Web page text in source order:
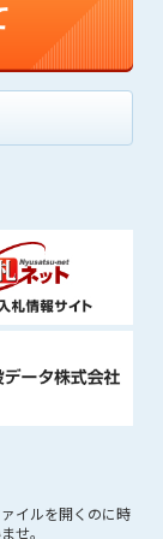
イルを開くのに時
せ。
ドした情報
は転売のため
、またはその
のとします。
項に該当する
判断した場合
更(新規追加、
止することが